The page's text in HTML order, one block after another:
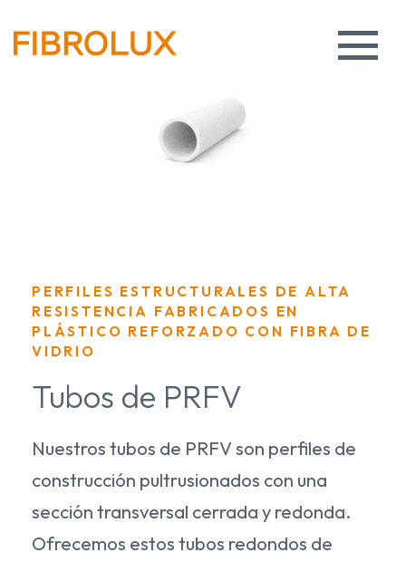
PERFILES ESTRUCTURALES DE ALTA
RESISTENCIA FABRICADOS EN
PLÁSTICO REFORZADO CON FIBRA DE
VIDRIO
Tubos de PRFV
Nuestros tubos de PRFV son perfiles de
construcción pultrusionados con una
sección transversal cerrada y redonda.
Ofrecemos estos tubos redondos de